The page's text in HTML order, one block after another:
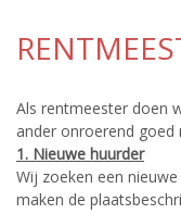
Als rentmeester doen
ander onroerend goed
1. Nieuwe huurder
Wij zoeken een
maken de